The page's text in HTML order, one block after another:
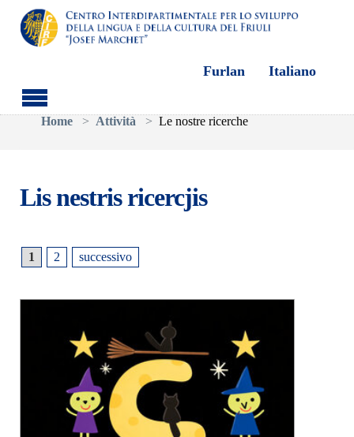
Skip to main content
Furlan Italiano
You are here:
Home
Attività Le nostre ricerche
Lis nestris ricercjis
1 2 successivo